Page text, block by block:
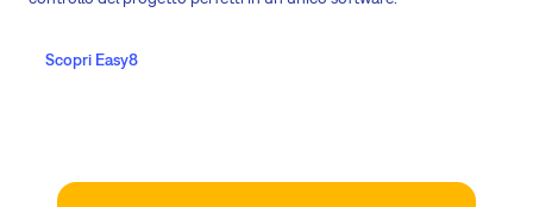
Scopri Easy8